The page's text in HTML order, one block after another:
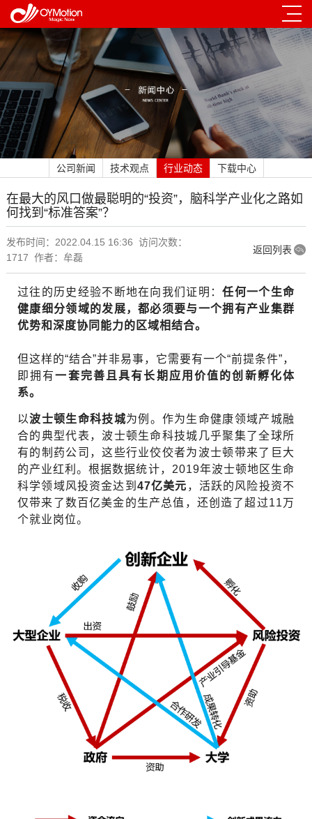
公司新闻 技术观点 行业动态 下载中心
在最大的风口做最聪明的“投资”，脑科学产业化之路如
何找到“标准答案”？
发布时间：2022.04.15 16:36 访问次数：
1717 作者：牟磊
返回列表
过往的历史经验不断地在向我们证明：任何一个生命
健康细分领域的发展，都必须要与一个拥有产业集群
优势和深度协同能力的区域相结合。
但这样的“结合”并非易事，它需要有一个“前提条件”，
即拥有一套完善且具有长期应用价值的创新孵化体
系。
以波士顿生命科技城为例。作为生命健康领域产城融
合的典型代表，波士顿生命科技城几乎聚集了全球所
有的制药公司，这些行业佼佼者为波士顿带来了巨大
的产业红利。根据数据统计，2019年波士顿地区生命
科学领域风投资金达到 47亿美元 ，活跃的风险投资不
仅带来了数百亿美金的生产总值，还创造了超过11万
个就业岗位。